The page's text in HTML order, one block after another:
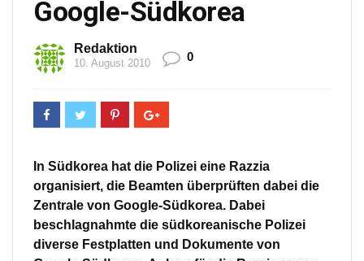
Google-Südkorea
Redaktion
10. August 2010 0
In Südkorea hat die Polizei eine Razzia
organisiert, die Beamten überprüften dabei die
Zentrale von Google-Südkorea. Dabei
beschlagnahmte die südkoreanische Polizei
diverse Festplatten und Dokumente von